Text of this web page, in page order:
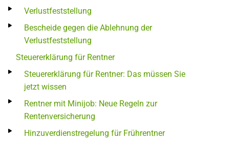
Verlustfeststellung
Bescheide gegen die Ablehnung der
Verlustfeststellung
Steuererklärung für Rentner
Steuererklärung für Rentner: Das müssen Sie
jetzt wissen
Rentner mit Minijob: Neue Regeln zur
Rentenversicherung
Hinzuverdienstregelung für Frührentner